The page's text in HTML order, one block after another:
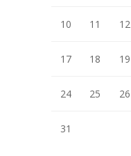
10 11 12
17 18 19
24 25 26
31